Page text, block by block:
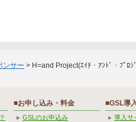
ンサー > H=and Project(ｴｲﾁ・ｱﾝﾄﾞ・ﾌﾟ
■お申し込み・料金
GSLのお申込み
■GSL導
導入サ